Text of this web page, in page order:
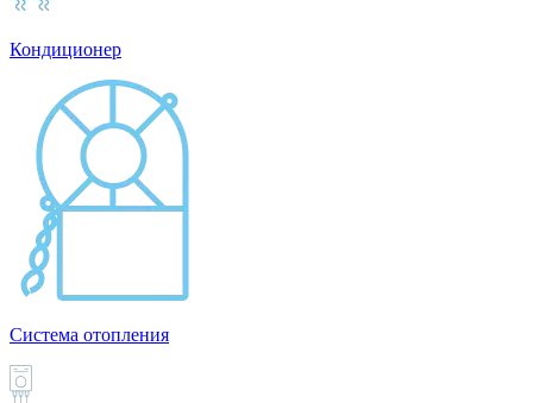
Кондиционер
Система отопления